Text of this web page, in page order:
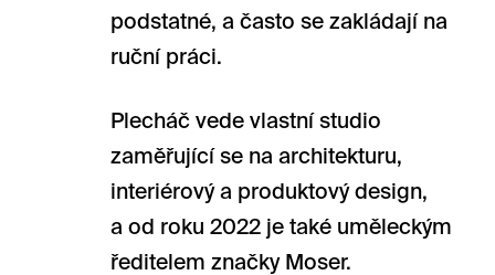
podstatné, a často se zakládají na
ruční práci.
Plecháč vede vlastní studio
zaměřující se na architekturu,
interiérový a produktový design,
a od roku 2022 je také uměleckým
ředitelem značky Moser.